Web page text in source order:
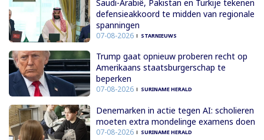
Saudi-Arabië, Pakistan en Turkije tekenen
defensieakkoord te midden van regionale
spanningen
07-08-2026 STARNIEUWS
Trump gaat opnieuw proberen recht op
Amerikaans staatsburgerschap te
beperken
07-08-2026 SURINAME HERALD
Denemarken in actie tegen AI: scholieren
moeten extra mondelinge examens doen
07-08-2026 SURINAME HERALD